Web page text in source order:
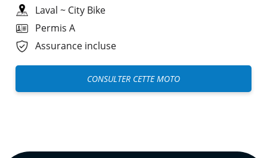
Laval ~ City Bike
Permis A
Assurance incluse
CONSULTER CETTE MOTO